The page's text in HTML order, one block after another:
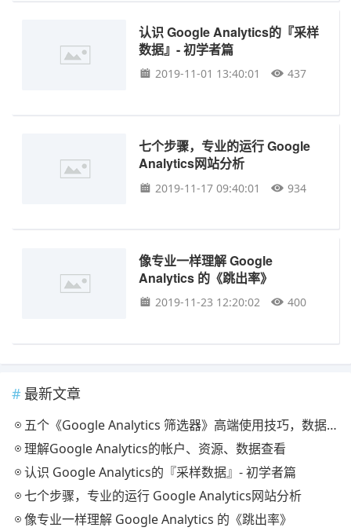
认识 Google Analytics的『采样
数据』- 初学者篇
2019-11-01 13:40:01 437
七个步骤，专业的运行 Google
Analytics网站分析
2019-11-17 09:40:01 934
像专业一样理解 Google
Analytics 的《跳出率》
2019-11-23 12:20:02 400
最新文章
五个《Google Analytics 筛选器》高端使用技巧，数据查看要这样用
理解Google Analytics的帐户、资源、数据查看
认识 Google Analytics的『采样数据』- 初学者篇
七个步骤，专业的运行 Google Analytics网站分析
像专业一样理解 Google Analytics 的《跳出率》